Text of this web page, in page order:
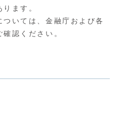
ます。
いては、金融庁および各
認ください。